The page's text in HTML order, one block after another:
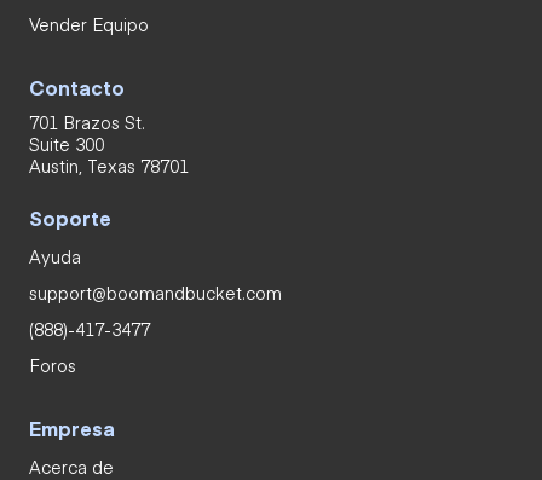
Vender Equipo
Contacto
701 Brazos St.
Suite 300
Austin, Texas 78701
Soporte
Ayuda
support@boomandbucket.com
(888)-417-3477
Foros
Empresa
Acerca de